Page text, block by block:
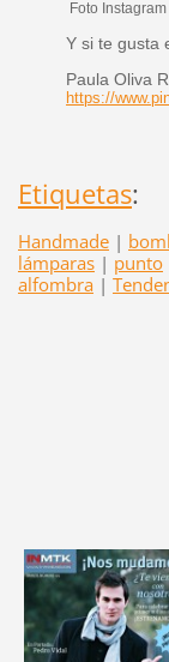
Foto
Y si te gusta
Paula Oliva
https://
Etiquetas:
Handmade |
lámparas | punto
alfombra |